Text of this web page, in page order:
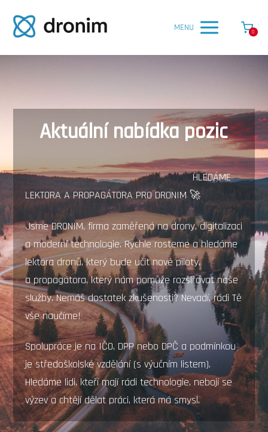
MENU 0
Aktuální nabídka pozic
HLEDÁME
LEKTORA A PROPAGÁTORA PRO DRONIM 🚀
Jsme DRONIM, firma zaměřená na drony, digitalizaci
a moderní technologie. Rychle rosteme a hledáme
lektora dronů, který bude učit nové piloty,
a propagátora, který nám pomůže rozšiřovat naše
služby. Nemáš dostatek zkušenosti? Nevadí, rádi Tě
vše naučíme!
Spolupráce je na IČO, DPP nebo DPČ a podmínkou
je středoškolské vzdělání (s výučním listem).
Hledáme lidi, kteří mají rádi technologie, nebojí se
výzev a chtějí dělat práci, která má smysl.